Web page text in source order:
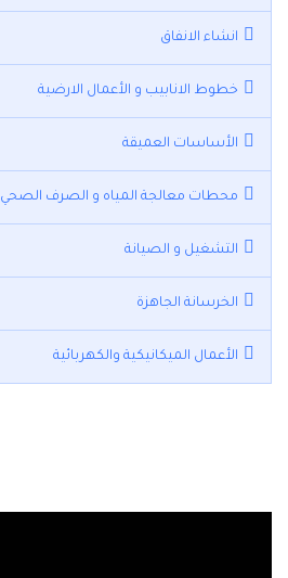
انشاء الانفاق
خطوط الانابيب و الأعمال الارضية
الأساسات العميقة
محطات معالجة المياه و الصرف الصحي
التشغيل و الصيانة
الخرسانة الجاهزة
الأعمال الميكانيكية والكهربائية